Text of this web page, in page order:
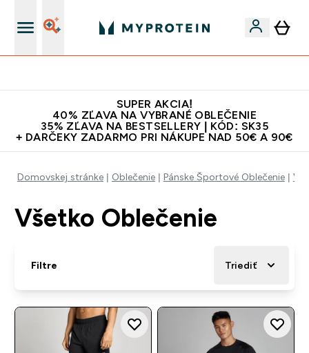
SUPER AKCIA!
40% ZĽAVA NA VYBRANÉ OBLEČENIE
35% ZĽAVA NA BESTSELLERY | KÓD: SK35
+ DARČEKY ZADARMO PRI NÁKUPE NAD 50€ A 90€
Domovskej stránke Oblečenie Pánske Športové Oblečenie
Všetko Oblečenie
Filtre Triediť